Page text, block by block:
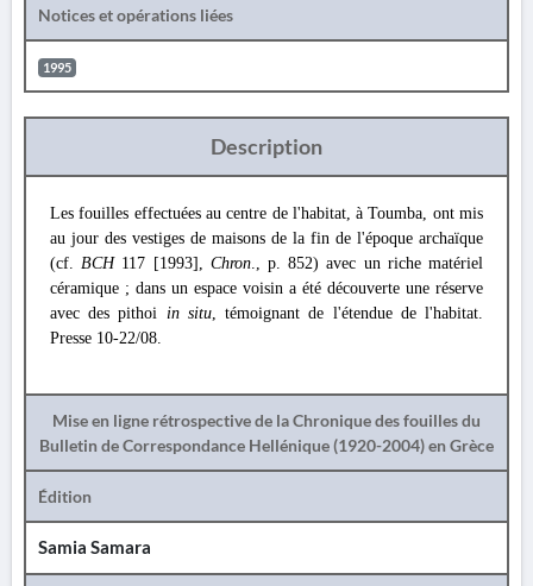
Notices et opérations liées
1995
Description
Les fouilles effectuées au centre de l'habitat, à Toumba, ont mis
au jour des vestiges de maisons de la fin de l'époque archaïque
(cf.BCH117 [1993], Chron., p. 852) avec un riche matériel
céramique ; dans un espace voisin a été découverte une réserve
avec des pithoi in situ, témoignant de l'étendue de l'habitat.
Presse 10-22/08.
Mise en ligne rétrospective de la Chronique des fouilles du
Bulletin de Correspondance Hellénique (1920-2004) en Grèce
Édition
Samia Samara